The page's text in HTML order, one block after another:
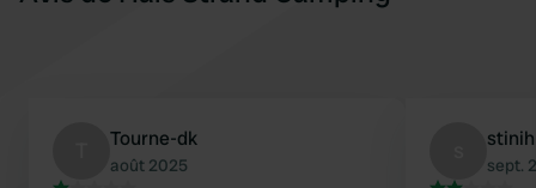
Tourne-dk
août 2025 sept.